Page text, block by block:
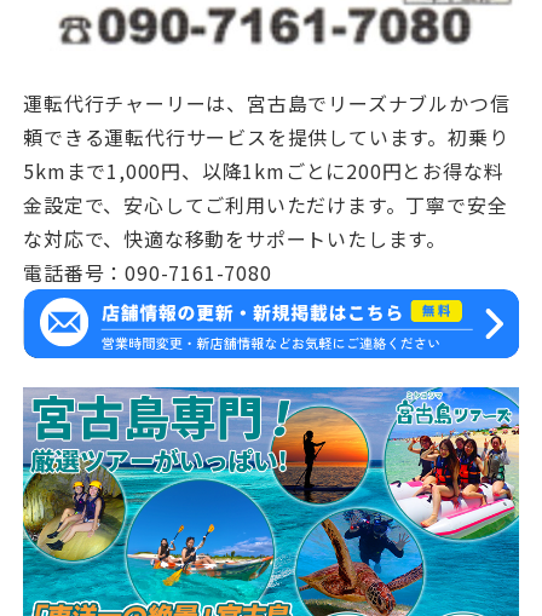
運転代行チャーリーは、宮古島でリーズナブルかつ信
頼できる運転代行サービスを提供しています。初乗り
5kmまで1,000円、以降1kmごとに200円とお得な料
金設定で、安心してご利用いただけます。丁寧で安全
な対応で、快適な移動をサポートいたします。
電話番号：090-7161-7080